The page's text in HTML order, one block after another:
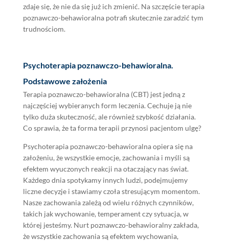
zdaje się, że nie da się już ich zmienić. Na szczęście terapia
poznawczo-behawioralna potrafi skutecznie zaradzić tym
trudnościom.
Psychoterapia poznawczo-behawioralna.
Podstawowe założenia
Terapia poznawczo-behawioralna (CBT) jest jedną z
najczęściej wybieranych form leczenia. Cechuje ją nie
tylko duża skuteczność, ale również szybkość działania.
Co sprawia, że ta forma terapii przynosi pacjentom ulgę?
Psychoterapia poznawczo-behawioralna opiera się na
założeniu, że wszystkie emocje, zachowania i myśli są
efektem wyuczonych reakcji na otaczający nas świat.
Każdego dnia spotykamy innych ludzi, podejmujemy
liczne decyzje i stawiamy czoła stresującym momentom.
Nasze zachowania zależą od wielu różnych czynników,
takich jak wychowanie, temperament czy sytuacja, w
której jesteśmy. Nurt poznawczo-behawioralny zakłada,
że wszystkie zachowania są efektem wychowania,